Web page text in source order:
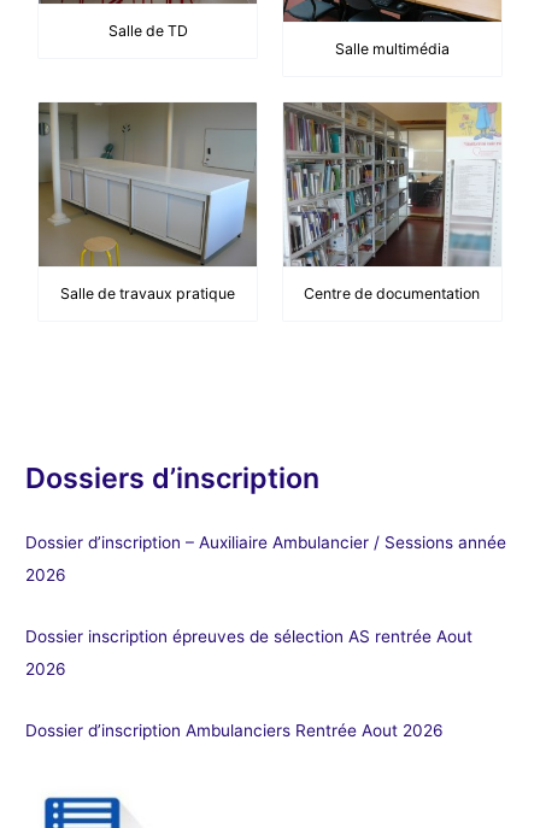
Salle de TD
Salle multimédia
Salle de travaux pratique Centre de documentation
Dossiers d’inscription
Dossier d’inscription – Auxiliaire Ambulancier / Sessions année
2026
Dossier inscription épreuves de sélection AS rentrée Aout
2026
Dossier d’inscription Ambulanciers Rentrée Aout 2026